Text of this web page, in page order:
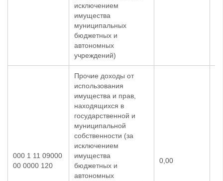
исключением
имущества
муниципальных
бюджетных и
автономных
учреждений)
000 1 11 09000
00 0000 120
Прочие доходы от
использования
имущества и прав,
находящихся в
государственной и
муниципальной
собственности (за
исключением
имущества
бюджетных и
автономных
0,00